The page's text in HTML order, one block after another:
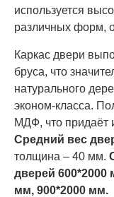
используется
различных форм,
Каркас двери
бруса, что
натурального
эконом-класса.
МДФ, что придаёт
Средний вес
толщина – 40 мм.
дверей 600*2000
мм, 900*2000 мм.